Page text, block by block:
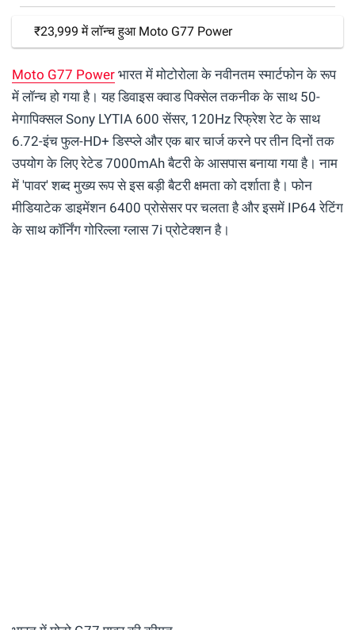
₹23,999 में लॉन्च हुआ Moto G77 Power
Moto G77 Power भारत में मोटोरोला के नवीनतम स्मार्टफोन के रूप
में लॉन्च हो गया है। यह डिवाइस क्वाड पिक्सेल तकनीक के साथ 50-
मेगापिक्सल Sony LYTIA 600 सेंसर, 120Hz रिफ्रेश रेट के साथ
6.72-इंच फुल-HD+ डिस्प्ले और एक बार चार्ज करने पर तीन दिनों तक
उपयोग के लिए रेटेड 7000mAh बैटरी के आसपास बनाया गया है। नाम
में 'पावर' शब्द मुख्य रूप से इस बड़ी बैटरी क्षमता को दर्शाता है। फोन
मीडियाटेक डाइमेंशन 6400 प्रोसेसर पर चलता है और इसमें IP64 रेटिंग
के साथ कॉर्निंग गोरिल्ला ग्लास 7i प्रोटेक्शन है।